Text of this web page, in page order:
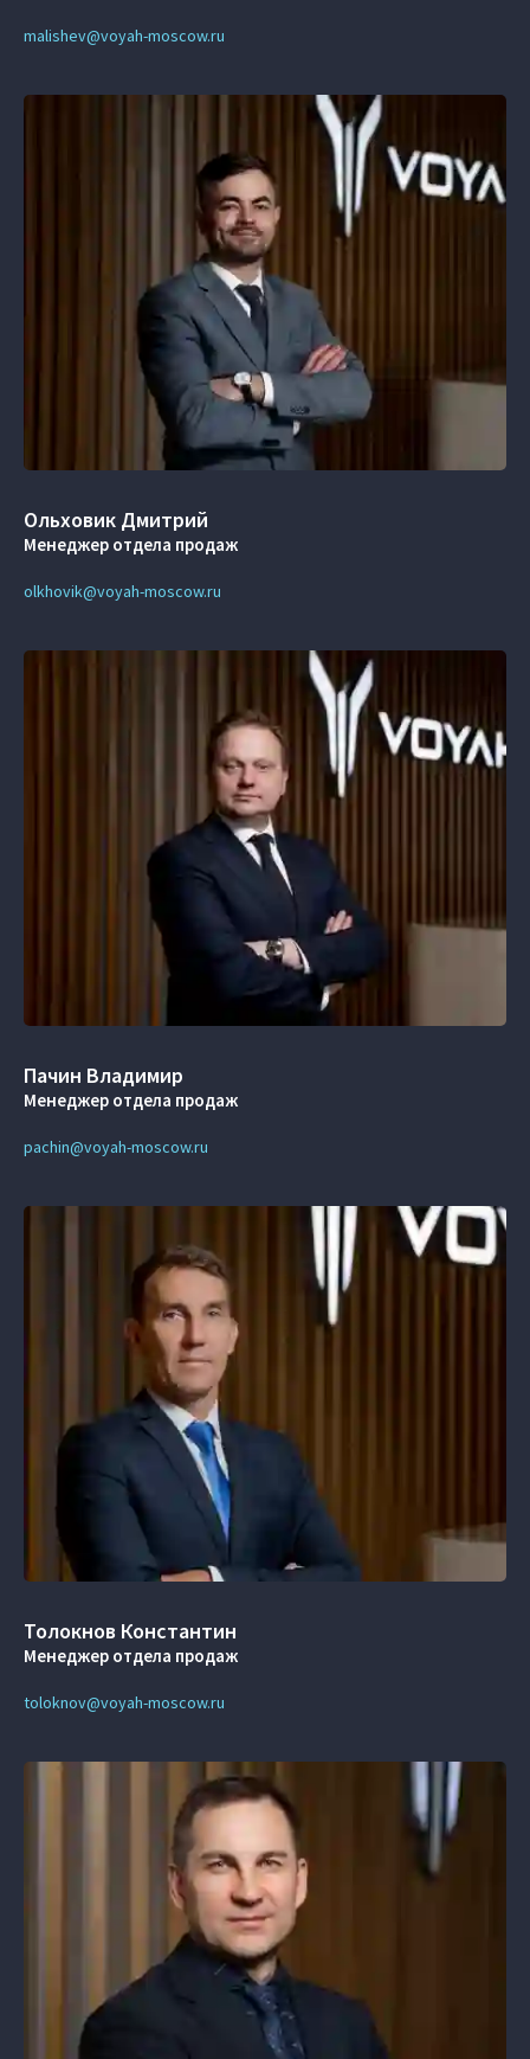
malishev@voyah-moscow.ru
Ольховик Дмитрий
Менеджер отдела продаж
olkhovik@voyah-moscow.ru
Пачин Владимир
Менеджер отдела продаж
pachin@voyah-moscow.ru
Толокнов Константин
Менеджер отдела продаж
toloknov@voyah-moscow.ru